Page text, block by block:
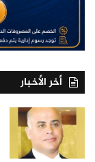
أخر الأخبار